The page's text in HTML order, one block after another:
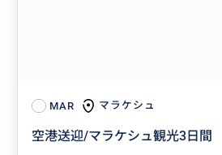
MAR マラケシュ
空港送迎/マラケシュ観光3日間